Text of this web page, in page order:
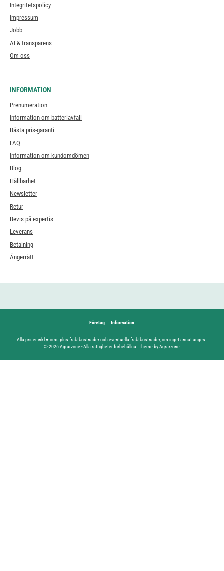
Integritetspolicy
Impressum
Jobb
AI & transparens
Om oss
INFORMATION
Prenumeration
Information om batteriavfall
Bästa pris-garanti
FAQ
Information om kundomdömen
Blog
Hållbarhet
Newsletter
Retur
Bevis på expertis
Leverans
Betalning
Ångerrätt
Företag Information
Alla priser inkl moms plus fraktkostnaderoch eventuella fraktkostnader, om inget annat anges.
© 2026 Agrarzone - Alla rättigheter förbehållna. Theme by Agrarzone